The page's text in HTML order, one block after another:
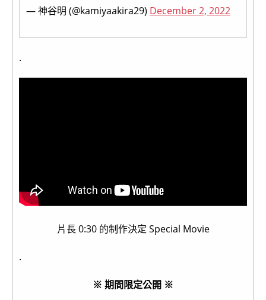
— 神谷明 (@kamiyaakira29) December 2, 2022
.
片長 0:30 的制作決定 Special Movie
.
※ 期間限定公開 ※